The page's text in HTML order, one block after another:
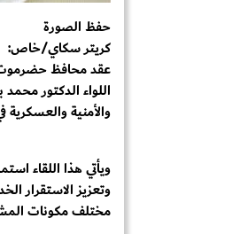
حفظ الصورة
كريتر سكاي/خاص:
عقد محافظ حضرموت
اللواء الدكتور
والأمنية والعسكرية
ويأتي هذا اللقاء
وتعزيز الاستقرار
مختلف مكونات